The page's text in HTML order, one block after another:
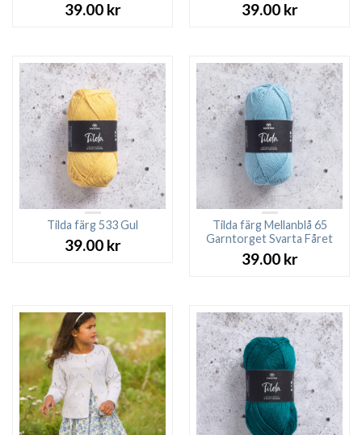
39.00 kr 39.00 kr
Tilda färg 533 Gul
39.00 kr
Tilda färg Mellanblå 65
Garntorget Svarta Fåret
39.00 kr